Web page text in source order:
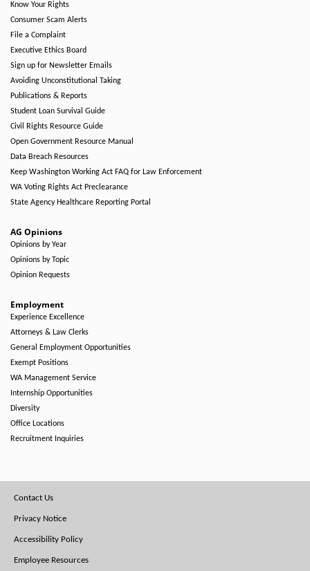
Know Your Rights
Consumer Scam Alerts
File a Complaint
Executive Ethics Board
Sign up for Newsletter Emails
Avoiding Unconstitutional Taking
Publications & Reports
Student Loan Survival Guide
Civil Rights Resource Guide
Open Government Resource Manual
Data Breach Resources
Keep Washington Working Act FAQ for Law Enforcement
WA Voting Rights Act Preclearance
State Agency Healthcare Reporting Portal
AG Opinions
Opinions by Year
Opinions by Topic
Opinion Requests
Employment
Experience Excellence
Attorneys & Law Clerks
General Employment Opportunities
Exempt Positions
WA Management Service
Internship Opportunities
Diversity
Office Locations
Recruitment Inquiries
Footer
Menu
Contact Us
Privacy Notice
Accessibility Policy
Employee Resources